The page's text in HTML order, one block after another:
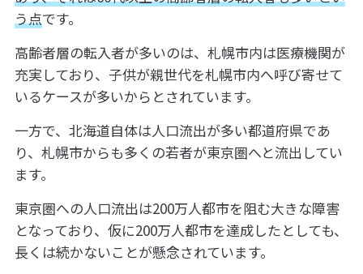
う点です。
高齢者層の転入者が多いのは、札幌市内は医療機関が
充実しており、子供が親世代を札幌市内へ呼び寄せて
いるケースが多いからとされています。
一方で、北海道自体は人口流出が多い都道府県であ
り、札幌市からも多くの若者が東京圏へと流出してい
ます。
東京圏への人口流出は200万人都市を阻む大きな障害
となっており、仮に200万人都市を達成したとしても、
長くは続かないことが懸念されています。